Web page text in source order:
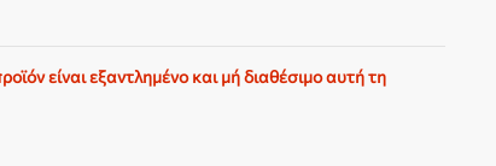
είναι εξαντλημένο και μή διαθέσιμο αυτή τη